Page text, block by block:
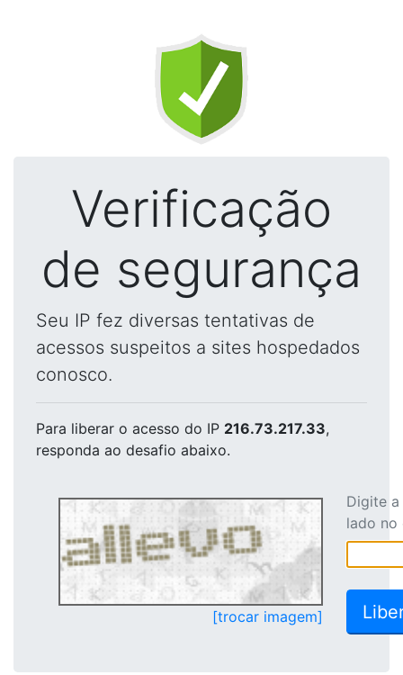
Verificação
de segurança
Seu IP fez diversas tentativas de
acessos suspeitos a sites hospedados
conosco.
Para liberar o acesso do IP 216.73.217.33,
responda ao desafio abaixo.
[trocar imagem]
Digite
lado no